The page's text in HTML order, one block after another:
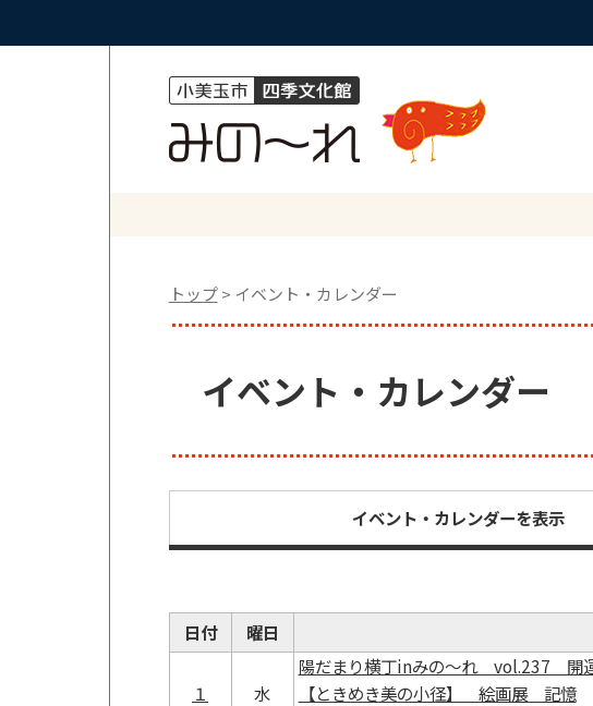
トップ> イベント・カレンダー
イベント・カレンダー
イベント・カレンダーを表示
日付
曜日
１ 水
陽だまり横丁inみの～れ vol.237 開
【ときめき美の小径】 絵画展 記憶